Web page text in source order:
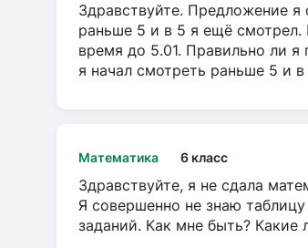
Здравствуйте. Предложение я
раньше 5 и в 5 я ещё
время до 5.01. Правильно ли я
я начал смотреть раньше 5 и в
Математика 6 класс
Здравствуйте, я не сдала
Я совершенно не знаю
заданий. Как мне быть? Какие